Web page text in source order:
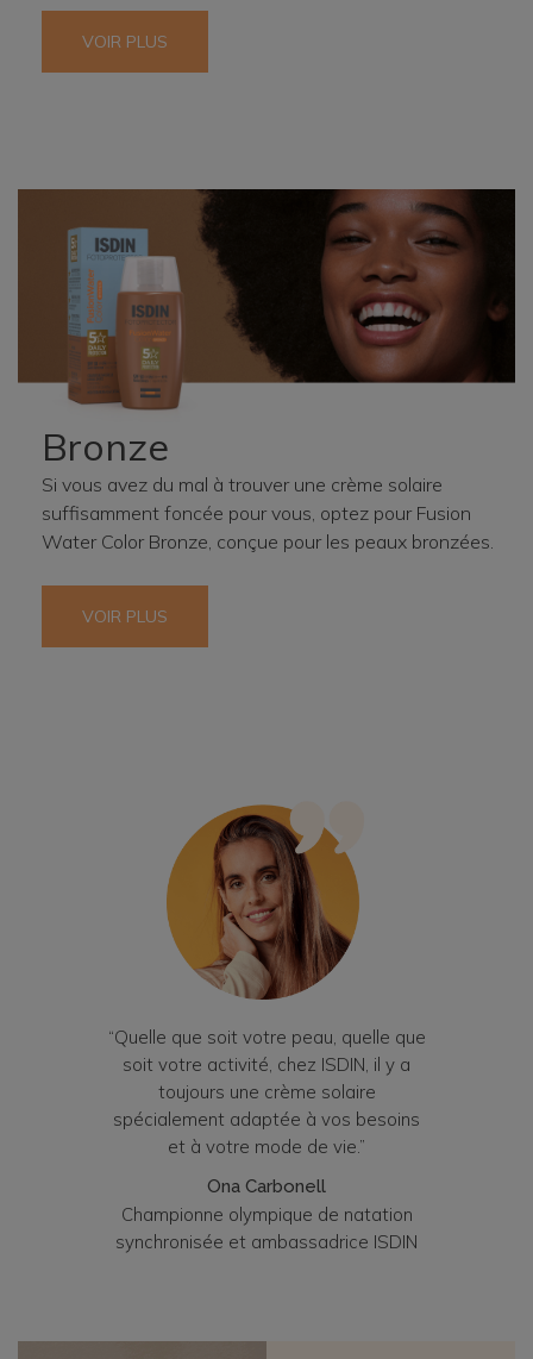
VOIR PLUS
Bronze
Si vous avez du mal à trouver une crème solaire
suffisamment foncée pour vous, optez pour Fusion
Water Color Bronze, conçue pour les peaux bronzées.
VOIR PLUS
“Quelle que soit votre peau, quelle que
soit votre activité, chez ISDIN, il y a
toujours une crème solaire
spécialement adaptée à vos besoins
et à votre mode de vie.”
Ona Carbonell
Championne olympique de natation
synchronisée et ambassadrice ISDIN